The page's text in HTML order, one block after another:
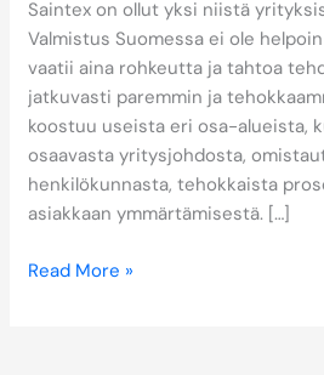
Saintex on ollut yksi niistä
Valmistus Suomessa ei ole
vaatii aina rohkeutta ja tahtoa
jatkuvasti paremmin ja
koostuu useista eri osa-alueista,
osaavasta yritysjohdosta,
henkilökunnasta, tehokkaista
asiakkaan ymmärtämisestä. […]
Read More »